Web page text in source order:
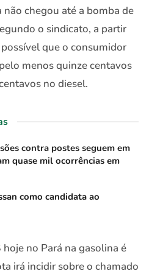
não chegou até a bomba de
o sindicato, a partir
que o consumidor
menos quinze centavos
no diesel.
contra postes seguem em
quase mil ocorrências em
como candidata ao
hoje no Pará na gasolina é
irá incidir sobre o chamado